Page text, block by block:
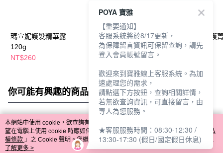
瑪宣妮護髮精華露
120g
NT$260
瑪宣妮護髮精華露
120g
NT$239
瑪宣妮髮梢修護
100ML
你可能有興趣的商品 全站排行
熱門標籤
本網站中使用 cookie，欲查詢有關本網站使用 cookie 方式之詳情，及若您不希
望在電腦上使用 cookie 時應如何變更電腦的 cookie 設定，請參閱本網站「
隱私
權條款 」之 Cookie 聲明。您繼續使用本網站即表示您同意本公司得按本網站使
用條款之 Cookie 聲明使用 cookie。
了解更多 >
POYA 寶雅
【重要通知】
客服系統將於8/17更新，
為保障留言資訊可保留查詢，請先
登入會員帳號留言。
歡迎來到寶雅線上客服系統。為加
速處理您的需求，
請點選下方按鈕，查詢相關詳情，
若無欲查詢資訊，可直接留言，由
專人為您服務。
★客服服務時間：08:30-12:30 /
13:30-17:30 (假日/國定假日休息)